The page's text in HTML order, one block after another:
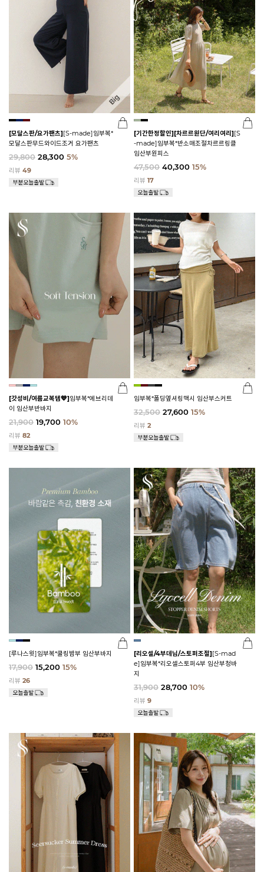
[모달스판/요가팬츠][S-made]임부복*
모달스판무드와이드조거 요가팬츠
29,800 28,300 5%
리뷰 49
[기간한정할인][차르르원단/여리여리][S
-made]임부복*반소매조절차르르링클
임산부원피스
47,500 40,300 15%
리뷰 17
[갓성비/여름교복템💙]임부복*에브리데
이 임산부반바지
21,900 19,700 10%
리뷰 82
임부복*폴딩옆셔링맥시 임산부스커트
32,500 27,600 15%
리뷰 2
[루나스윗]임부복*쿨링밤부 임산부바지
17,900 15,200 15%
리뷰 26
[리오셀/4부데님/스토퍼조절][S-mad
e]임부복*리오셀스토퍼4부 임산부청바
지
31,900 28,700 10%
리뷰 9